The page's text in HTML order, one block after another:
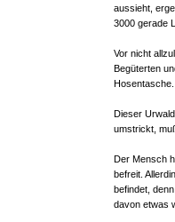
aussieht,
3000 gerade
Vor nicht
Begüterten
Hosentasche.
Dieser
umstrickt,
Der Mensch
befreit.
befindet,
davon etwas